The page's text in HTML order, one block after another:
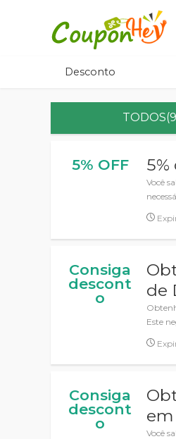
Desconto
5% OFF
Você
Consiga
descont
o
de
Este
Consiga
descont
o
Você